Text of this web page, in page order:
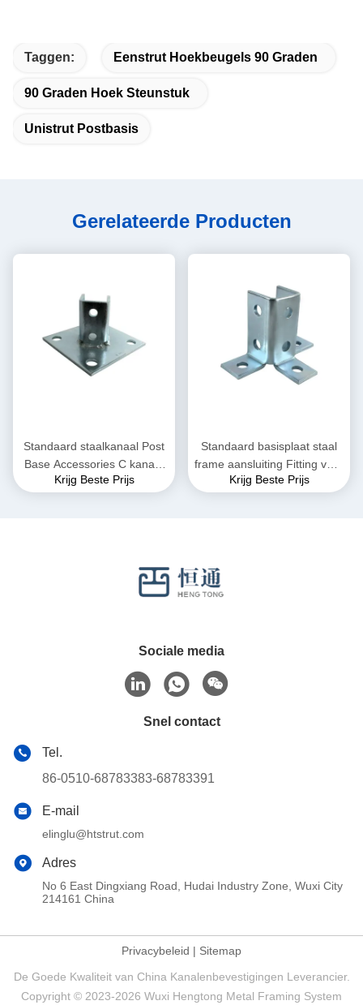
Taggen: Eenstrut Hoekbeugels 90 Graden
90 Graden Hoek Steunstuk
Unistrut Postbasis
Gerelateerde Producten
Standaard staalkanaal Post
Base Accessories C kanaal
1-5/8"
Krijg Beste Prijs
Standaard basisplaat staal
frame aansluiting Fitting voor
kanaal 15-20kg
Krijg Beste Prijs
Sociale media
Snel contact
Tel.
86-0510-68783383-68783391
E-mail
elinglu@htstrut.com
Adres
No 6 East Dingxiang Road, Hudai Industry Zone, Wuxi City
214161 China
Privacybeleid | Sitemap
De Goede Kwaliteit van China Kanalenbevestigingen Leverancier.
Copyright © 2023-2026 Wuxi Hengtong Metal Framing System